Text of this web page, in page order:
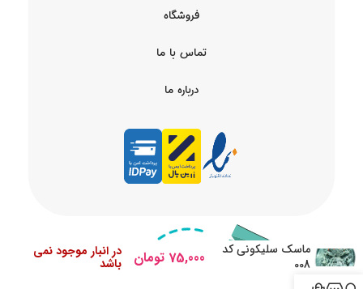
فروشگاه
تماس با ما
درباره ما
ماسک سلیکونی کد
008
75,000 تومان در انبار موجود نمی
باشد